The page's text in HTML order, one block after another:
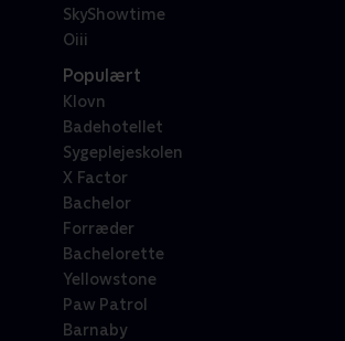
SkyShowtime
Oiii
Populært
Klovn
Badehotellet
Sygeplejeskolen
X Factor
Bachelor
Forræder
Bachelorette
Yellowstone
Paw Patrol
Barnaby